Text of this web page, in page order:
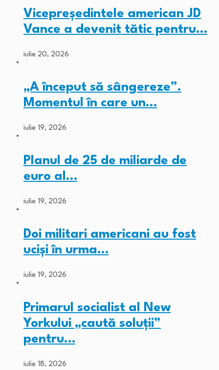
Vicepreședintele american JD
Vance a devenit tătic pentru…
iulie 20, 2026
„A început să sângereze”.
Momentul în care un…
iulie 19, 2026
Planul de 25 de miliarde de
euro al…
iulie 19, 2026
Doi militari americani au fost
ucişi în urma…
iulie 19, 2026
Primarul socialist al New
Yorkului „caută soluții”
pentru…
iulie 18, 2026